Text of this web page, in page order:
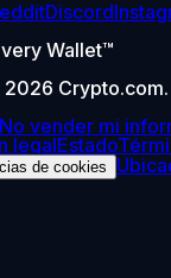
Discord
Wallet™
No vender mi
legalEstado
de cookies